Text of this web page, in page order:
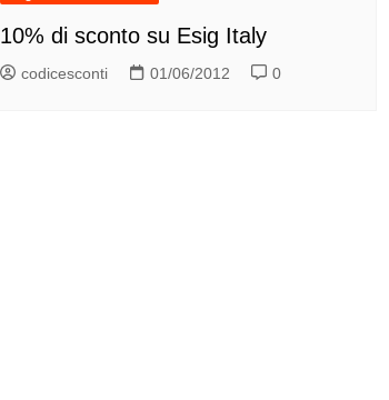
10% di sconto su Esig Italy
codicesconti 01/06/2012 0